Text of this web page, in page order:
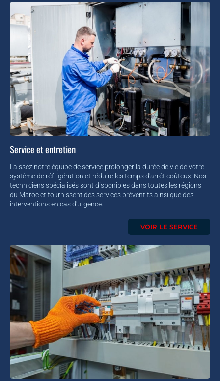
Service et entretien
Laissez notre équipe de service prolonger la durée de vie de votre
système de réfrigération et réduire les temps d'arrêt coûteux. Nos
techniciens spécialisés sont disponibles dans toutes les régions
du Maroc et fournissent des services préventifs ainsi que des
interventions en cas d'urgence.
VOIR LE SERVICE